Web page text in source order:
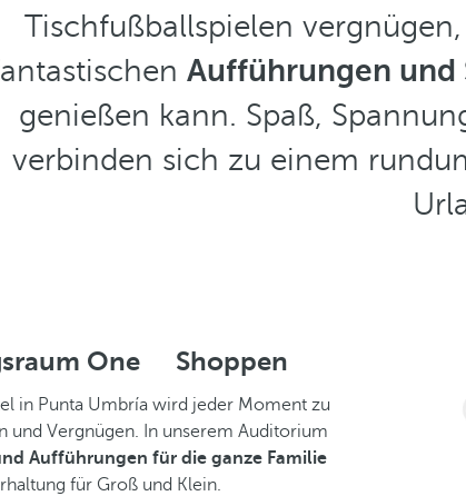
Tischfußballspielen
Aufführungen und
genießen kann. Spaß,
verbinden sich zu einem
One Shoppen
in Punta Umbría wird jeder Moment zu
und Vergnügen. In unserem Auditorium
Aufführungen für die ganze Familie
für Groß und Klein.